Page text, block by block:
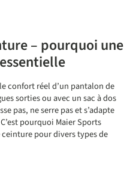
– pourquoi une
confort réel d’un pantalon de
sorties ou avec un sac à dos
pas, ne serre pas et s’adapte
pourquoi Maier Sports
pour divers types de